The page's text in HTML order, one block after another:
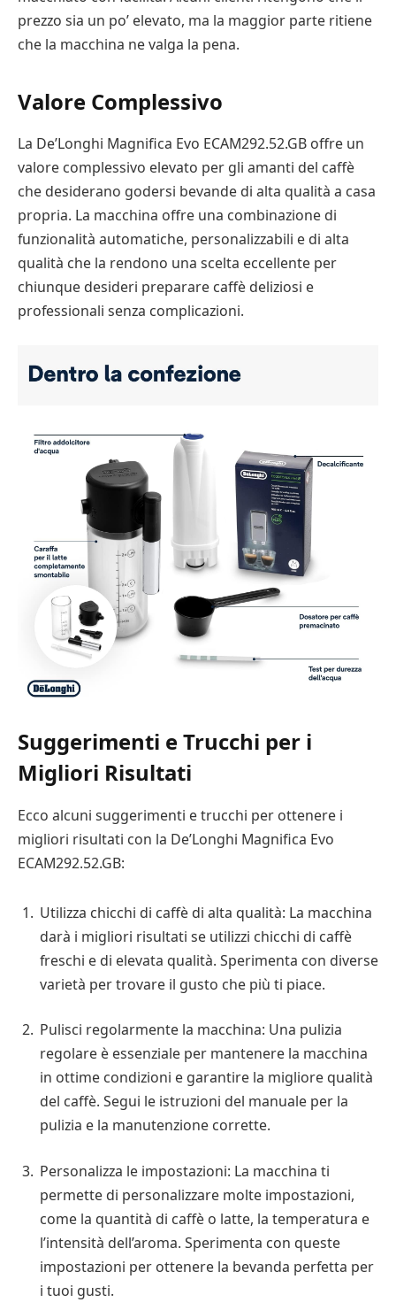
prezzo sia un po’ elevato, ma la maggior parte ritiene
che la macchina ne valga la pena.
Valore Complessivo
La De’Longhi Magnifica Evo ECAM292.52.GB offre un
valore complessivo elevato per gli amanti del caffè
che desiderano godersi bevande di alta qualità a casa
propria. La macchina offre una combinazione di
funzionalità automatiche, personalizzabili e di alta
qualità che la rendono una scelta eccellente per
chiunque desideri preparare caffè deliziosi e
professionali senza complicazioni.
Suggerimenti e Trucchi per i
Migliori Risultati
Ecco alcuni suggerimenti e trucchi per ottenere i
migliori risultati con la De’Longhi Magnifica Evo
ECAM292.52.GB:
Utilizza chicchi di caffè di alta qualità: La macchina
darà i migliori risultati se utilizzi chicchi di caffè
freschi e di elevata qualità. Sperimenta con diverse
varietà per trovare il gusto che più ti piace.
Pulisci regolarmente la macchina: Una pulizia
regolare è essenziale per mantenere la macchina
in ottime condizioni e garantire la migliore qualità
del caffè. Segui le istruzioni del manuale per la
pulizia e la manutenzione corrette.
Personalizza le impostazioni: La macchina ti
permette di personalizzare molte impostazioni,
come la quantità di caffè o latte, la temperatura e
l’intensità dell’aroma. Sperimenta con queste
impostazioni per ottenere la bevanda perfetta per
i tuoi gusti.